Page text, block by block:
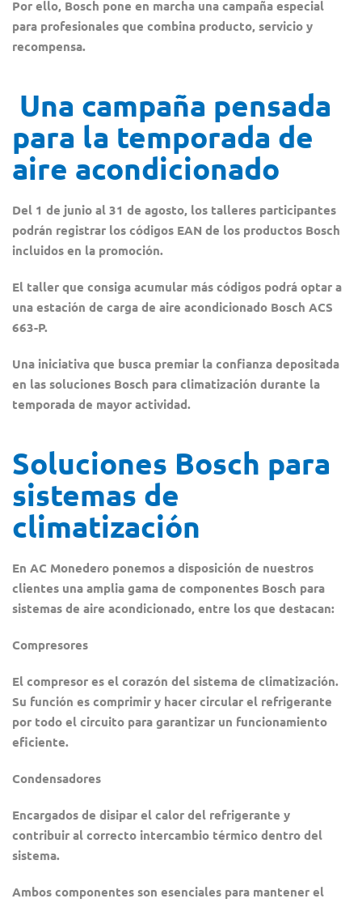
Por ello, Bosch pone en marcha una campaña especial
para profesionales que combina producto, servicio y
recompensa.
Una campaña pensada
para la temporada de
aire acondicionado
Del 1 de junio al 31 de agosto, los talleres participantes
podrán registrar los códigos EAN de los productos Bosch
incluidos en la promoción.
El taller que consiga acumular más códigos podrá optar a
una estación de carga de aire acondicionado Bosch ACS
663-P.
Una iniciativa que busca premiar la confianza depositada
en las soluciones Bosch para climatización durante la
temporada de mayor actividad.
Soluciones Bosch para
sistemas de
climatización
En AC Monedero ponemos a disposición de nuestros
clientes una amplia gama de componentes Bosch para
sistemas de aire acondicionado, entre los que destacan:
Compresores
El compresor es el corazón del sistema de climatización.
Su función es comprimir y hacer circular el refrigerante
por todo el circuito para garantizar un funcionamiento
eficiente.
Condensadores
Encargados de disipar el calor del refrigerante y
contribuir al correcto intercambio térmico dentro del
sistema.
Ambos componentes son esenciales para mantener el